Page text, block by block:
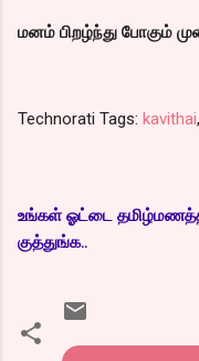
மனம் பிறழ்ந்து போகும்
Technorati Tags: kavithai,
உங்கள் ஓட்டை
குத்துங்க..